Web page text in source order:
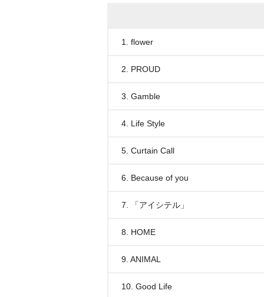
1. flower
2. PROUD
3. Gamble
4. Life Style
5. Curtain Call
6. Because of you
7. 「アイシテル」
8. HOME
9. ANIMAL
10. Good Life